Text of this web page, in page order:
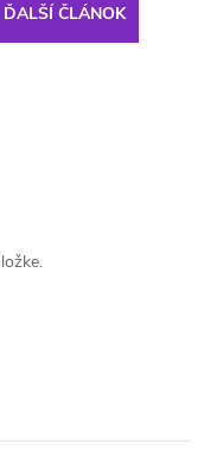
ĎALŠÍ ČLÁNOK